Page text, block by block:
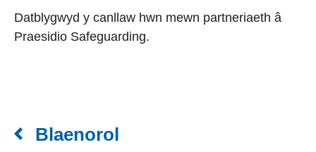
Datblygwyd y canllaw hwn mewn partneriaeth â
Praesidio Safeguarding.
Blaenorol